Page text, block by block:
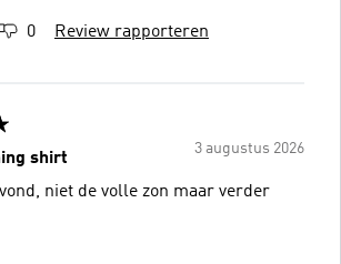
0 Review rapporteren
3 augustus 2026
shirt
niet de volle zon maar verder